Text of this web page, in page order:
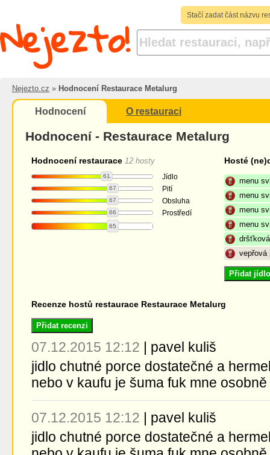
Stačí zadat část názvu
Nejezto!
Nejezto.cz » Hodnocení Restaurace Metalurg
Hodnocení O restauraci
Hodnocení - Restaurace Metalurg
Hodnocení restaurace 12 hosty
61 Jídlo
67 Pití
67 Obsluha
66 Prostředí
65
Hosté
menu
menu
menu
menu
vepřová
Přidat
Recenze hostů restaurace Restaurace Metalurg
Přidat recenzi
07.12.2015 12:12 | pavel kuliš
jidlo chutné porce dostatečné a
nebo v kaufu je šuma fuk mne
07.12.2015 12:12 | pavel kuliš
jidlo chutné porce dostatečné a